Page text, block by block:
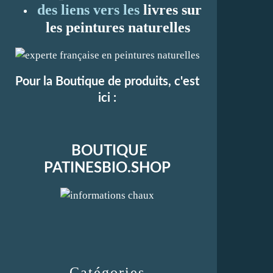
des liens vers les livres sur
les peintures naturelles
Pour la Boutique de produits, c'est
ici :
BOUTIQUE
PATINESBIO.SHOP